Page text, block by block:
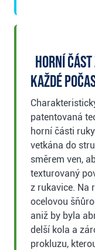
Horní
každé
patentovaná
horní části
vetkána do
směrem ven,
texturovaný
z rukavice. Na
ocelovou
aniž by byla
delší kola a
prokluzu,